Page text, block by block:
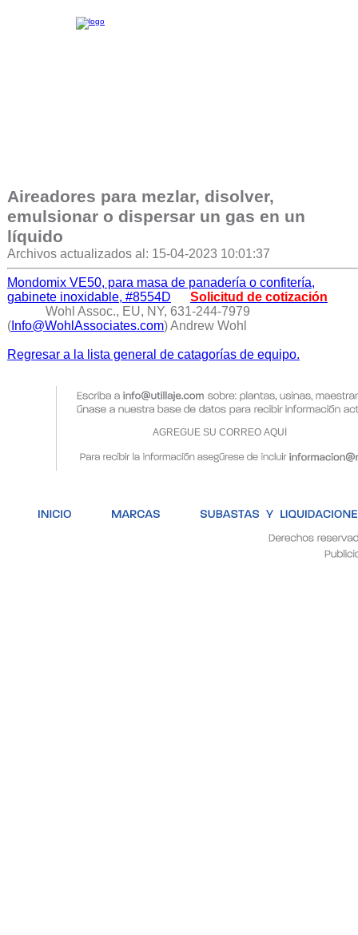
Aireadores para mezlar, disolver,
emulsionar o dispersar un gas en un
líquido
Archivos actualizados al: 15-04-2023 10:01:37
Mondomix VE50, para masa de panadería o confitería,
gabinete inoxidable, #8554D
Solicitud de cotización
Wohl Assoc., EU, NY, 631-244-7979
(Info@WohlAssociates.com) Andrew Wohl
Regresar a la lista general de catagorías de equipo.